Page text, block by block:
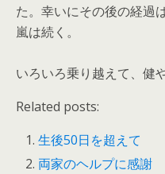
た。幸いにその後の経過
嵐は続く。
いろいろ乗り越えて、健
Related posts:
生後50日を超えて
両家のヘルプに感謝